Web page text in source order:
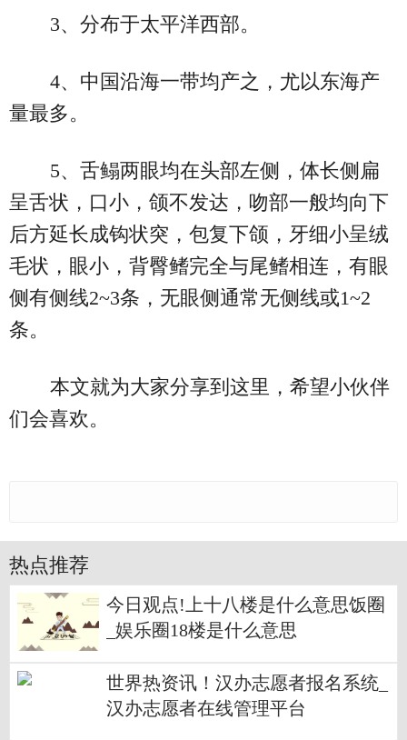
3、分布于太平洋西部。
4、中国沿海一带均产之，尤以东海产
量最多。
5、舌鳎两眼均在头部左侧，体长侧扁
呈舌状，口小，颌不发达，吻部一般均向下
后方延长成钩状突，包复下颌，牙细小呈绒
毛状，眼小，背臀鳍完全与尾鳍相连，有眼
侧有侧线2~3条，无眼侧通常无侧线或1~2
条。
本文就为大家分享到这里，希望小伙伴
们会喜欢。
热点推荐
今日观点!上十八楼是什么意思饭圈
_娱乐圈18楼是什么意思
世界热资讯！汉办志愿者报名系统_
汉办志愿者在线管理平台